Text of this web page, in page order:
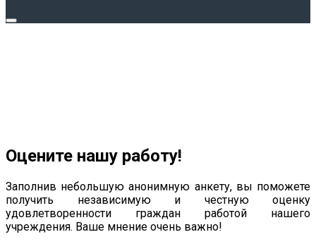
Оцените нашу работу!
Заполнив небольшую анонимную анкету, вы поможете
получить независимую и честную оценку
удовлетворенности граждан работой нашего
учреждения. Ваше мнение очень важно!